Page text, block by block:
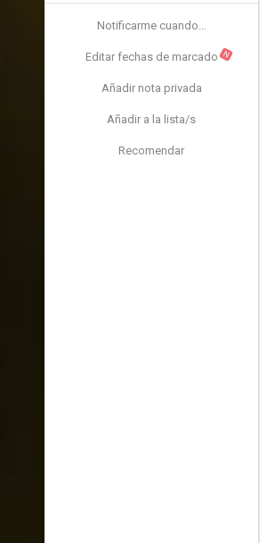
Notificarme cuando...
Editar fechas de marcado N
Añadir nota privada
Añadir a la lista/s
Recomendar